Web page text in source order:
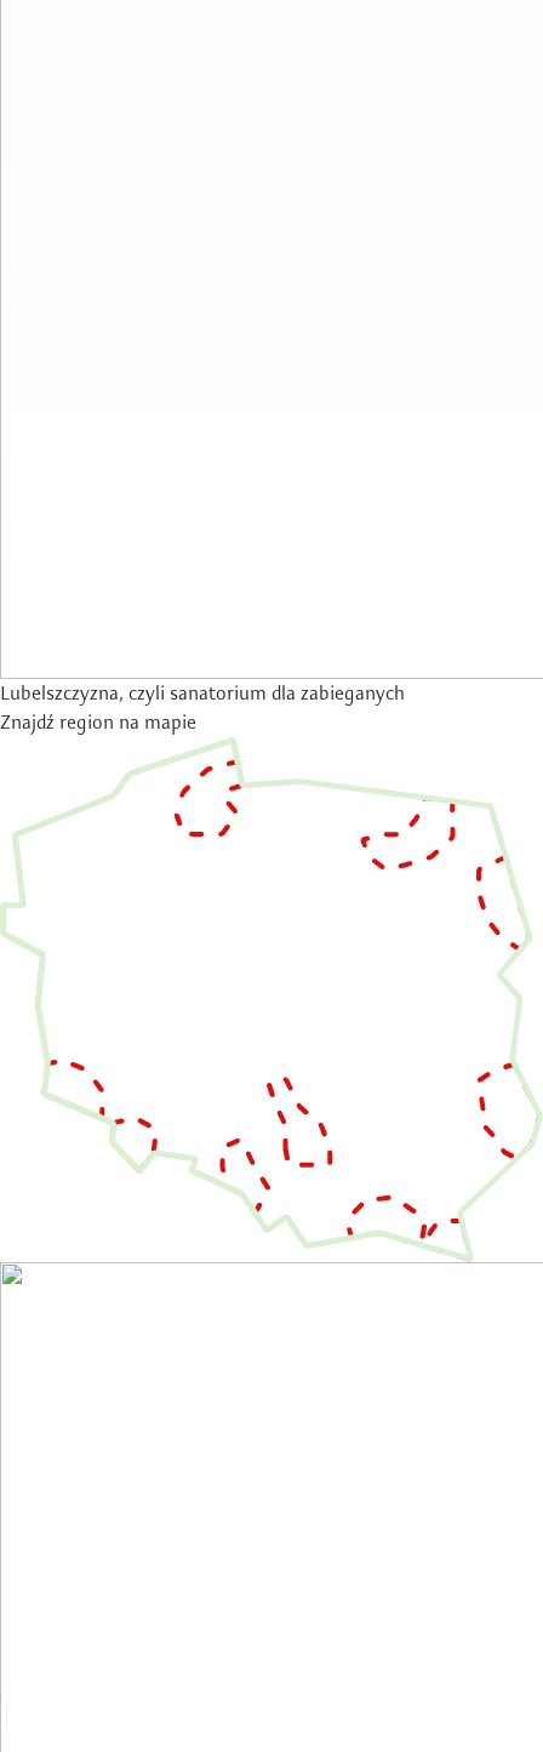
Lubelszczyzna, czyli sanatorium dla zabieganych
Znajdź region na mapie